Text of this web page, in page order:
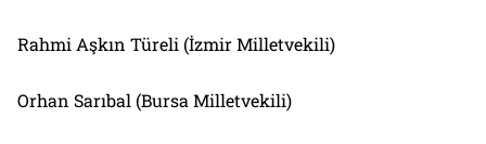
Rahmi Aşkın Türeli (İzmir Milletvekili)
Orhan Sarıbal (Bursa Milletvekili)